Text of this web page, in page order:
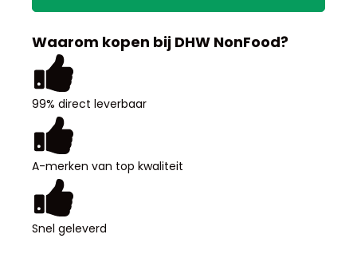
wandplanken
aantal
Waarom kopen bij DHW NonFood?
99% direct leverbaar
A-merken van top kwaliteit
Snel geleverd